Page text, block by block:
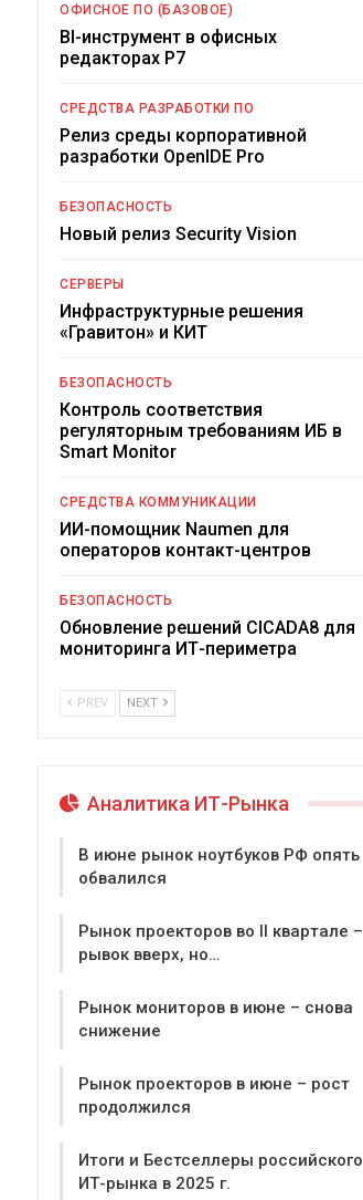
ОФИСНОЕ ПО (БАЗОВОЕ)
BI-инструмент в офисных
редакторах Р7
СРЕДСТВА РАЗРАБОТКИ ПО
Релиз среды корпоративной
разработки OpenIDE Pro
БЕЗОПАСНОСТЬ
Новый релиз Security Vision
СЕРВЕРЫ
Инфраструктурные решения
«Гравитон» и КИТ
БЕЗОПАСНОСТЬ
Контроль соответствия
регуляторным требованиям ИБ в
Smart Monitor
СРЕДСТВА КОММУНИКАЦИИ
ИИ-помощник Naumen для
операторов контакт-центров
БЕЗОПАСНОСТЬ
Обновление решений CICADA8 для
мониторинга ИТ-периметра
PREV NEXT
Аналитика ИТ-Рынка
В июне рынок ноутбуков РФ опять
обвалился
Рынок проекторов во II квартале –
рывок вверх, но…
Рынок мониторов в июне – снова
снижение
Рынок проекторов в июне – рост
продолжился
Итоги и Бестселлеры российского
ИТ-рынка в 2025 г.